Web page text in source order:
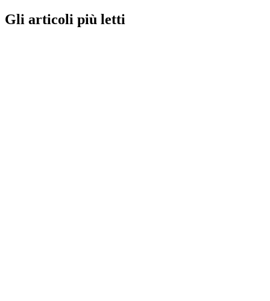
Gli articoli più letti